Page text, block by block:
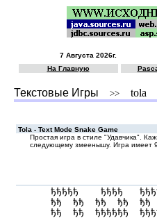
7 Августа 2026г.
На Главную
Текстовые Игры >> tola
Tola - Text Mode Snake Game
Простая игра в стиле "Удавчика".
следующему змеенышу. Игра имеет 9
ђђђђђ    ђђђђ
ђђ  ђђ  ђђ  ђђ
ђђ  ђђ  ђђђђђђ